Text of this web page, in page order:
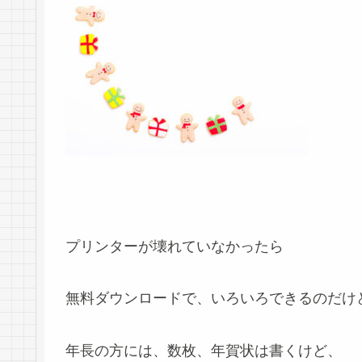
プリンターが壊れていなかったら
無料ダウンロードで、いろいろできるのだけ
年長の方には、数枚、年賀状は書くけど、